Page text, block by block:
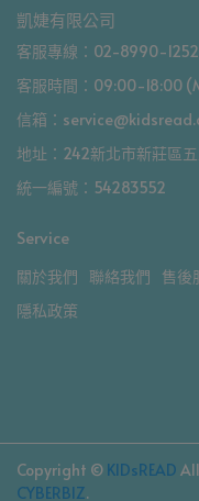
凱婕有限公司
客服專線：02-8990-
客服時間：09:00-18:00
信箱：
地址：242新北市新莊區
統一編號：54283552
Service
關於我們 聯絡我們 售後
隱私政策
Copyright © KIDsREAD
CYBERBIZ.